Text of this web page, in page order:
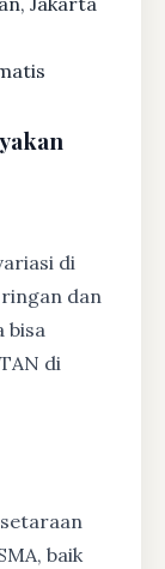
di
ringan dan
bisa
di
baik